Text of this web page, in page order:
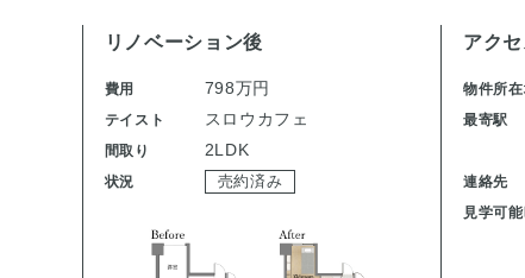
リノベーション後
費用 798万円
テイスト スロウカフェ
間取り 2LDK
状況 売約済み
アク
物件所
最寄駅
連絡先
見学可